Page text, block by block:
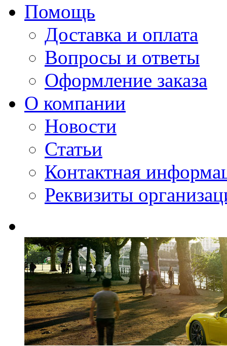
Помощь
Доставка и оплата
Вопросы и ответы
Оформление заказа
О компании
Новости
Статьи
Контактная
Реквизиты